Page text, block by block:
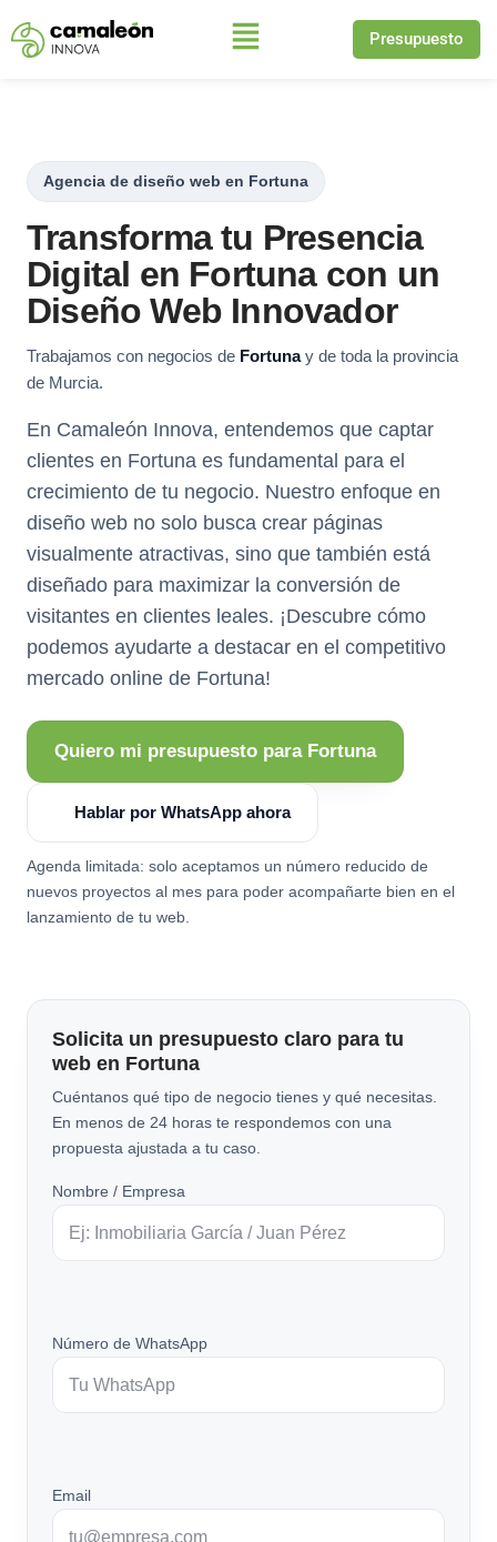
Saltar
Presupuesto
Agencia de diseño web en Fortuna
Transforma tu Presencia
Digital en Fortuna con un
Diseño Web Innovador
Trabajamos con negocios de Fortunay de toda la provincia
de Murcia.
En Camaleón Innova, entendemos que captar
clientes en Fortuna es fundamental para el
crecimiento de tu negocio. Nuestro enfoque en
diseño web no solo busca crear páginas
visualmente atractivas, sino que también está
diseñado para maximizar la conversión de
visitantes en clientes leales. ¡Descubre cómo
podemos ayudarte a destacar en el competitivo
mercado online de Fortuna!
Quiero mi presupuesto para Fortuna
Hablar por WhatsApp ahora
Agenda limitada: solo aceptamos un número reducido de
nuevos proyectos al mes para poder acompañarte bien en el
lanzamiento de tu web.
Solicita un presupuesto claro para tu
web en Fortuna
Cuéntanos qué tipo de negocio tienes y qué necesitas.
En menos de 24 horas te respondemos con una
propuesta ajustada a tu caso.
Nombre / Empresa
Número de WhatsApp
Email